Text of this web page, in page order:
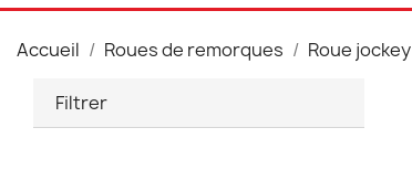
Accueil Roues de remorques Roue jockey
Filtrer